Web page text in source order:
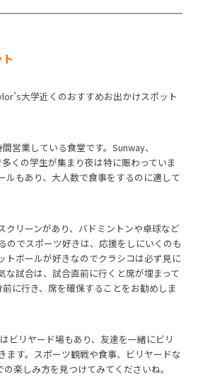
大学近くのおすすめお出かけスポット
営業している食堂です。Sunway、
くの学生が集まり夜は特に賑わっていま
ルもあり、大人数で食事をするのに適して
クリーンがあり、バドミントンや卓球など
のでスポーツ好きは、応援をしにいくのも
トボールが好きなのでクラシコは必ず見に
な試合は、試合直前に行くと席が埋まって
に行き、席を確保することをお勧めしま
ビリヤード場もあり、友達を一緒にビリ
ます。スポーツ観戦や食事、ビリヤードな
楽しみ方を見つけてみてくださいね。